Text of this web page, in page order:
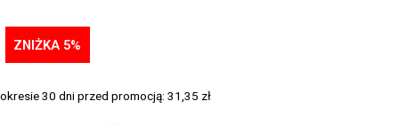
ZNIŻKA 5%
30 dni przed promocją: 31,35 zł